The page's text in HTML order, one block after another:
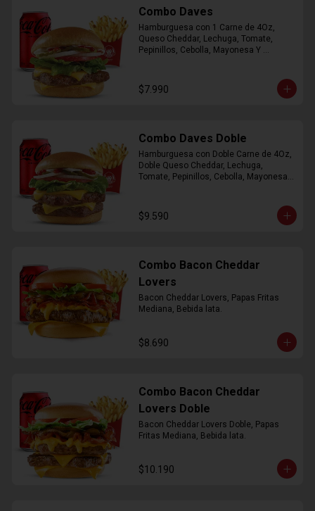
Combo Daves
Hamburguesa con 1 Carne de 4Oz,
Queso Cheddar, Lechuga, Tomate,
Pepinillos, Cebolla, Mayonesa Y
$7.990
Combo Daves Doble
Hamburguesa con Doble Carne de 4Oz,
Doble Queso Cheddar, Lechuga,
Tomate, Pepinillos, Cebolla, Mayonesa y
$9.590
Combo Bacon Cheddar
Lovers
Bacon Cheddar Lovers, Papas Fritas
Mediana, Bebida lata.
$8.690
Combo Bacon Cheddar
Lovers Doble
Bacon Cheddar Lovers Doble, Papas
Fritas Mediana, Bebida lata.
$10.190